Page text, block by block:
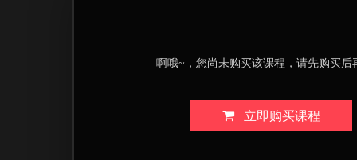
啊哦~，您尚未购买该课程，请先购买后
立即购买课程